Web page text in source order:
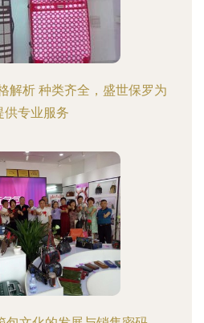
解析 种类齐全，盛世保罗为
供专业服务